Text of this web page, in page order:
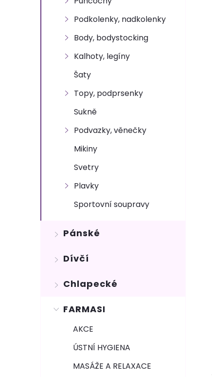
Podkolenky, nadkolenky
Body, bodystocking
Kalhoty, legíny
Šaty
Topy, podprsenky
Sukně
Podvazky, věnečky
Mikiny
Svetry
Plavky
Sportovní soupravy
Pánské
Dívčí
Chlapecké
FARMASI
AKCE
ÚSTNÍ HYGIENA
MASÁŽE A RELAXACE